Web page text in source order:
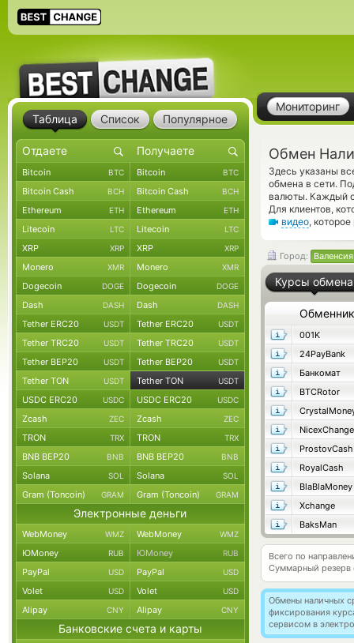
Мониторинг
Обмен
Здесь указаны
обмена в сети.
валюты. Каждый
Для клиентов,
видео,
Город: Валенсия
Курсы обмена
Обменник
001K
24PayBank
Банкомат
BTCRotor
ProstovCash
RoyalCash
BlaBlaMoney
Xchange
BaksMan
Всего по
Суммарный резерв
Обмены наличных
фиксирования
сервисом в
Таблица Список Популярное
Bitcoin BTC Bitcoin BTC
Bitcoin Cash BCH Bitcoin Cash BCH
Ethereum ETH Ethereum ETH
Litecoin LTC Litecoin LTC
XRP XRP XRP XRP
Monero XMR Monero XMR
Dogecoin DOGE Dogecoin DOGE
Dash DASH Dash DASH
Tether ERC20 USDT Tether ERC20 USDT
Tether TRC20 USDT Tether TRC20 USDT
Tether BEP20 USDT Tether BEP20 USDT
Tether TON USDT Tether TON USDT
USDC ERC20 USDC USDC ERC20 USDC
Zcash ZEC Zcash ZEC
TRON TRX TRON TRX
BNB BEP20 BNB BNB BEP20 BNB
Solana SOL Solana SOL
Gram (Toncoin) GRAM Gram (Toncoin) GRAM
Электронные деньги
WebMoney WMZ WebMoney WMZ
ЮMoney RUB ЮMoney RUB
PayPal USD PayPal USD
Volet USD Volet USD
Alipay CNY Alipay CNY
Банковские счета и карты